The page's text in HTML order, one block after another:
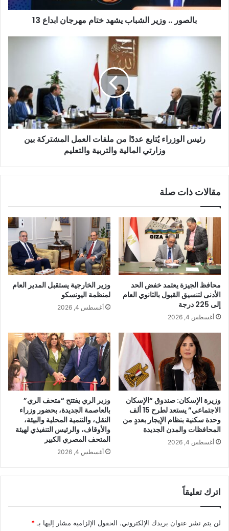
ر
بالصور .. وزير الشباب يشهد ختام مهرجان ابداع 13
رئيس الوزراء يُتابع عددًا من ملفات العمل المشتركة بين
وزارتي المالية والتربية والتعليم
مقالات ذات صلة
محافظ الجيزة يعتمد خفض الحد
الأدنى لتنسيق القبول بالثانوي العام
إلى 225 درجة
أغسطس 4, 2026
وزير الخارجية يستقبل المدير العام
لمنظمة اليونسكو
أغسطس 4, 2026
وزيرة الإسكان: صندوق “الإسكان
الاجتماعي” يستعد لطرح 15 ألف
وحدة سكنية بنظام الإيجار بعددٍ من
المحافظات والمدن الجديدة
أغسطس 4, 2026
وزير الري يفتتح “متحف الري”
بالعاصمة الجديدة، بحضور وزراء
النقل، والتنمية المحلية والبيئة،
والأوقاف، والرئيس التنفيذي لهيئة
المتحف المصري الكبير
أغسطس 4, 2026
اترك تعليقاً
لن يتم نشر عنوان بريدك الإلكتروني. الحقول الإلزامية مشار إليها بـ *